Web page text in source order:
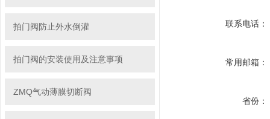
拍门阀防止外水倒灌
拍门阀的安装使用及注意事项
ZMQ气动薄膜切断阀
联系电话：
常用邮箱：
省份：